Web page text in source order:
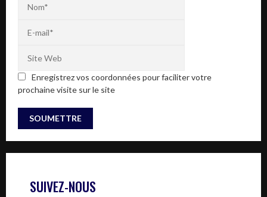
Enregistrez vos coordonnées pour faciliter votre
prochaine visite sur le site
SUIVEZ-NOUS